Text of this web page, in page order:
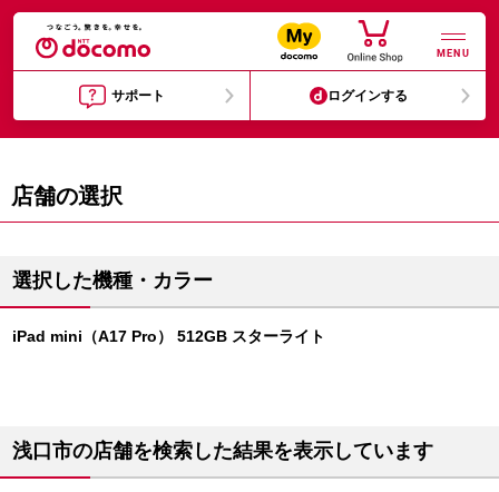
MENU
サポート ログインする
店舗の選択
選択した機種・カラー
iPad mini（A17 Pro） 512GB スターライト
浅口市の店舗を検索した結果を表示しています